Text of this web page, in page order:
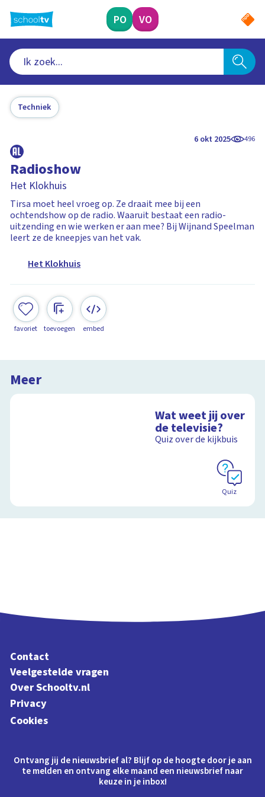
naar
hoofdinhoud
PO VO
Techniek
6 okt 2025 496
Radioshow
Het Klokhuis
Tirsa moet heel vroeg op. Ze draait mee bij een
ochtendshow op de radio. Waaruit bestaat een radio-
uitzending en wie werken er aan mee? Bij Wijnand Speelman
leert ze de kneepjes van het vak.
Het Klokhuis
favoriet toevoegen embed
Meer
Wat weet jij over
de televisie?
Quiz over de kijkbuis
Quiz
Contact
Veelgestelde vragen
Over Schooltv.nl
Privacy
Cookies
Ontvang jij de nieuwsbrief al? Blijf op de hoogte door je aan
te melden en ontvang elke maand een nieuwsbrief naar
keuze in je inbox!